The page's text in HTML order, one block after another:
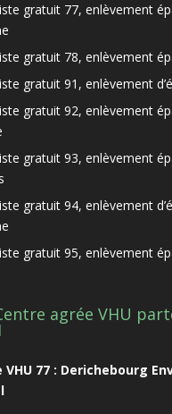
gratuit 77, enlèvement
gratuit 78, enlèvement
gratuit 91, enlèvement
gratuit 92, enlèvement
gratuit 93, enlèvement
gratuit 94, enlèvement
gratuit 95, enlèvement
agrée VHU
VHU 77 : Derichebourg